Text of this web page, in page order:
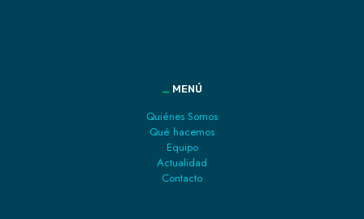
_ MENÚ
Quiénes Somos
Qué hacemos
Equipo
Actualidad
Contacto